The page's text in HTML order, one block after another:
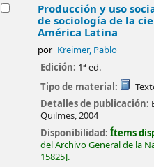
Producción y uso
de sociología de la
América Latina
por Kreimer, Pablo
Edición: 1ª ed.
Tipo de material:
Detalles de publicación:
Quilmes,2004
Disponibilidad:Ítems
del Archivo General de la
15825 .